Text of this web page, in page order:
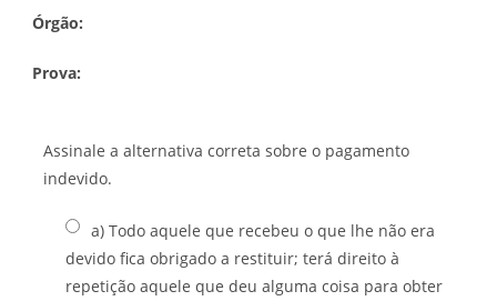
Órgão:
Prova:
Assinale a alternativa correta sobre o pagamento
indevido.
a) Todo aquele que recebeu o que lhe não era
devido fica obrigado a restituir; terá direito à
repetição aquele que deu alguma coisa para obter